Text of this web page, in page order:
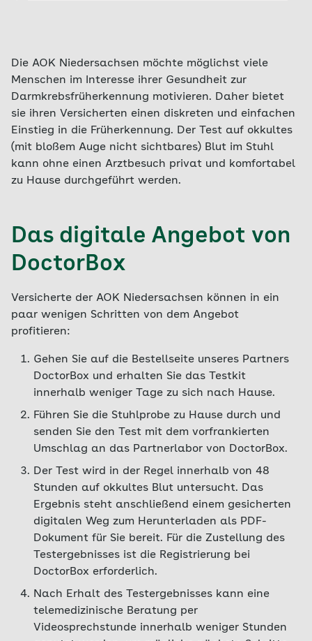
Die AOK Niedersachsen möchte möglichst viele
Menschen im Interesse ihrer Gesundheit zur
Darmkrebsfrüherkennung motivieren. Daher bietet
sie ihren Versicherten einen diskreten und einfachen
Einstieg in die Früherkennung. Der Test auf okkultes
(mit bloßem Auge nicht sichtbares) Blut im Stuhl
kann ohne einen Arztbesuch privat und komfortabel
zu Hause durchgeführt werden.
Das digitale Angebot von
DoctorBox
Versicherte der AOK Niedersachsen können in ein
paar wenigen Schritten von dem Angebot
profitieren:
Gehen Sie auf die Bestellseite unseres Partners
DoctorBox und erhalten Sie das Testkit
innerhalb weniger Tage zu sich nach Hause.
Führen Sie die Stuhlprobe zu Hause durch und
senden Sie den Test mit dem vorfrankierten
Umschlag an das Partnerlabor von DoctorBox.
Der Test wird in der Regel innerhalb von 48
Stunden auf okkultes Blut untersucht. Das
Ergebnis steht anschließend einem gesicherten
digitalen Weg zum Herunterladen als PDF-
Dokument für Sie bereit. Für die Zustellung des
Testergebnisses ist die Registrierung bei
DoctorBox erforderlich.
Nach Erhalt des Testergebnisses kann eine
telemedizinische Beratung per
Videosprechstunde innerhalb weniger Stunden